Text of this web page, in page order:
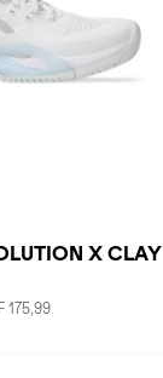
X CLAY
175,99